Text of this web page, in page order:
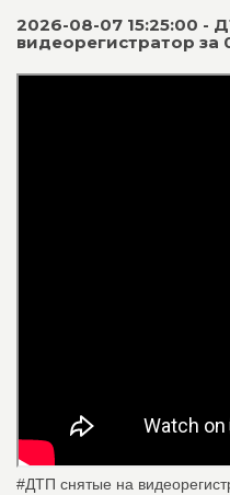
2026-08-07 15:25:00 -
видеорегистратор за
#ДТП снятые на